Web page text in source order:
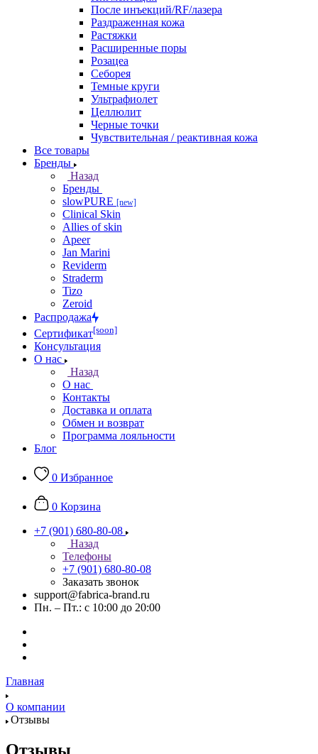
После инъекций/RF/лазера
Раздраженная кожа
Растяжки
Расширенные поры
Розацеа
Себорея
Темные круги
Ультрафиолет
Целлюлит
Черные точки
Чувствительная / реактивная кожа
Все товары
Бренды
Назад
Бренды
slowPURE [new]
Clinical Skin
Allies of skin
Apeer
Jan Marini
Reviderm
Straderm
Tizo
Zeroid
Распродажа
Сертификат[soon]
Консультация
О нас
Назад
О нас
Контакты
Доставка и оплата
Обмен и возврат
Программа лояльности
Блог
0 Избранное
0 Корзина
+7 (901) 680-80-08
Назад
Телефоны
+7 (901) 680-80-08
Заказать звонок
support@fabrica-brand.ru
Пн. – Пт.: с 10:00 до 20:00
Главная
О компании
Отзывы
Отзывы